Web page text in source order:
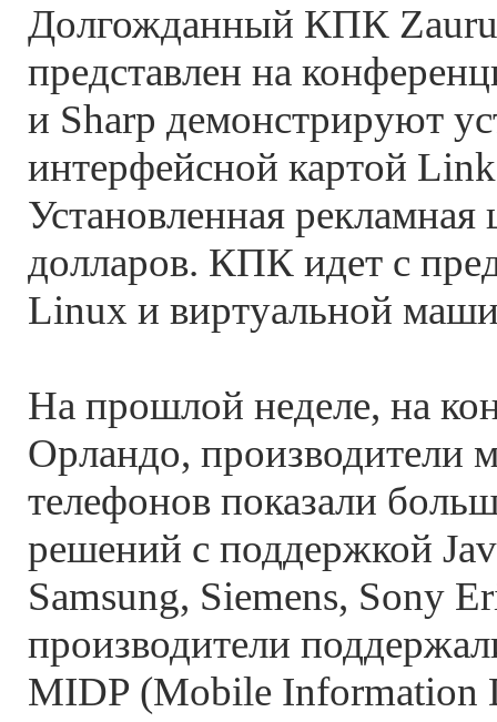
Долгожданный КПК
представлен на
и Sharp демонстрируют
интерфейсной картой
Установленная рекламная
долларов. КПК идет с
Linux и виртуальной
На прошлой неделе, на
Орландо, производители
телефонов показали
решений с поддержкой
Samsung, Siemens, Sony
производители
MIDP (Mobile Information